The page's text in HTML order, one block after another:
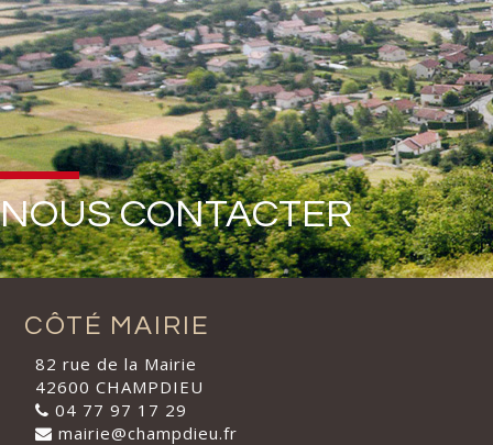
NOUS CONTACTER
CÔTÉ MAIRIE
82 rue de la Mairie
42600 CHAMPDIEU
04 77 97 17 29
mairie@champdieu.fr